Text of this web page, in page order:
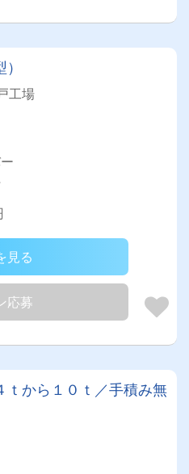
工場
見る
応募
ｔから１０ｔ／手積み無